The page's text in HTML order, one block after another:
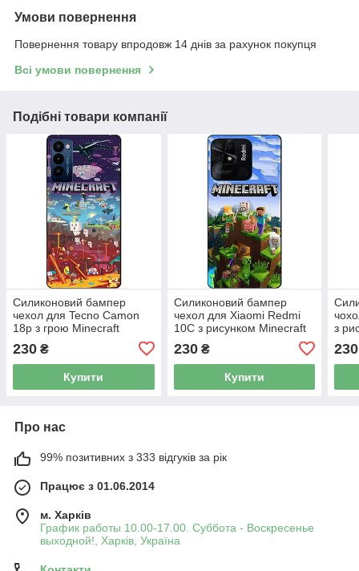
Умови повернення
Повернення товару впродовж 14 днів за рахунок покупця
Всі умови повернення
Подібні товари компанії
Силиконовий бампер
чехол для Tecno Camon
18p з грою Minecraft
230 ₴
Купити
Силиконовий бампер
чехол для Xiaomi Redmi
10C з рисунком Minecraft
230₴
Купити
з
230
Про нас
99% позитивних з 333 відгуків за рік
Працює з 01.06.2014
м. Харків
График работы 10.00-17.00. Суббота - Воскресенье
выходной!, Харків, Україна